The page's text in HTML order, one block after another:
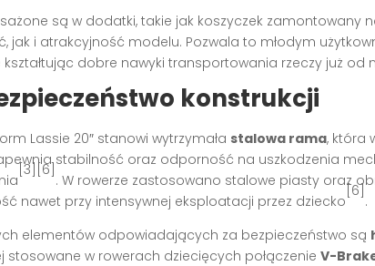
są w dodatki, takie jak koszyczek zamontowany
jak i atrakcyjność modelu. Pozwala to młodym
dobre nawyki transportowania rzeczy już od
konstrukcji
Lassie 20″ stanowi wytrzymała stalowa rama, która
stabilność oraz odporność na uszkodzenia
[3][6]
. W rowerze zastosowano stalowe piasty oraz
nawet przy intensywnej eksploatacji przez dziecko
[6]
.
elementów odpowiadających za bezpieczeństwo są
stosowane w rowerach dziecięcych połączenie V-